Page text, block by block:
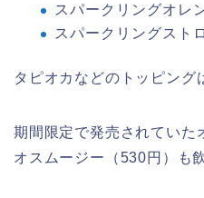
スパークリングオレ
スパークリングスト
タピオカなどのトッピング
期間限定で発売されていた
オスムージー（530円）も